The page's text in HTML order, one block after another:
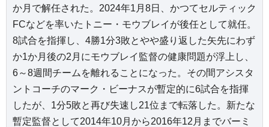
か月で解任された。2024年1月8日、かつてセルティック
FCなどを率いたトニー・モウブレイが後任として就任。
8試合を指揮し、4勝1分3敗とやや盛り返した矢先にわず
か1か月後の2月にモウブレイ監督の健康問題が浮上し、
6～8週間チームを離れることになった。その間アシスタ
ントコーチのマーク・ビーナスが暫定的に6試合を指揮
したが、1分5敗と再び失速し21位まで転落した。新たな
暫定監督として2014年10月から2016年12月までバーミ